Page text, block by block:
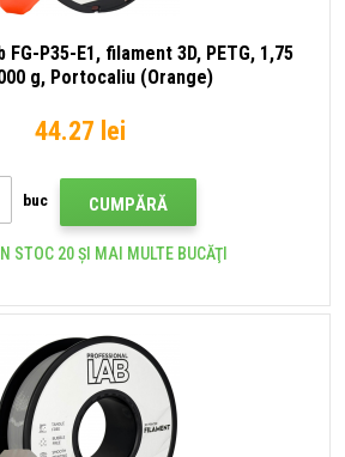
P35-E1, filament 3D, PETG, 1,75
g, Portocaliu (Orange)
44.27 lei
buc CUMPĂRĂ
STOC 20 ȘI MAI MULTE BUCĂŢI